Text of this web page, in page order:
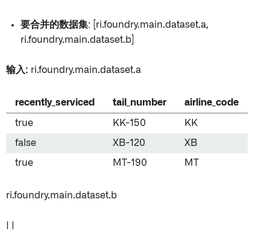
要合并的数据集: [ri.foundry.main.dataset.a,
ri.foundry.main.dataset.b]
输入: ri.foundry.main.dataset.a
recently_serviced tail_number airline_code
true KK-150 KK
false XB-120 XB
true MT-190 MT
ri.foundry.main.dataset.b